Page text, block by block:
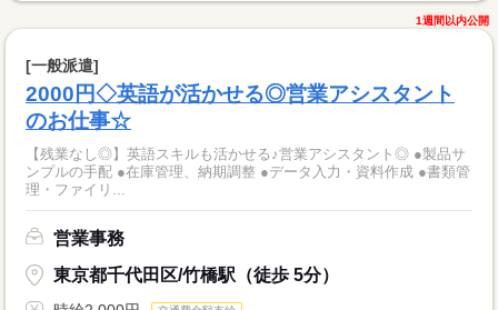
1週間以内公開
[一般派遣]
2000円◇英語が活かせる◎営業アシスタント
のお仕事☆
【残業なし◎】英語スキルも活かせる♪営業アシスタント◎ ●製品サ
ンプルの手配 ●在庫管理、納期調整 ●データ入力・資料作成 ●書類管
理・ファイリ...
営業事務
東京都千代田区/竹橋駅（徒歩 5分）